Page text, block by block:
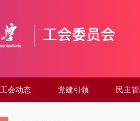
工会动态 党建引领 民主